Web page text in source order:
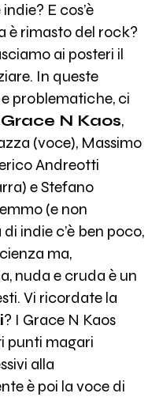
E cos’è
è rimasto del rock?
ai posteri il
In queste
problematiche, ci
Grace N Kaos,
(voce), Massimo
Andreotti
e Stefano
(e non
indie c’è ben poco,
ma,
nuda e cruda è un
Vi ricordate la
? I Grace N Kaos
punti magari
alla
è poi la voce di